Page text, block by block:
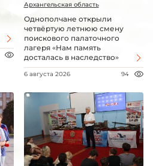
Архангельская область
Однополчане открыли
четвёртую летнюю смену
поискового палаточного
лагеря «Нам память
досталась в наследство»
6 августа 2026 94